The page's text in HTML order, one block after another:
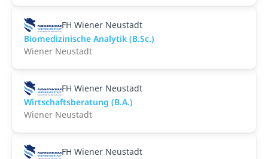
FH Wiener Neustadt
Biomedizinische Analytik (B.Sc.)
Wiener Neustadt
FH Wiener Neustadt
Wirtschaftsberatung (B.A.)
Wiener Neustadt
FH Wiener Neustadt